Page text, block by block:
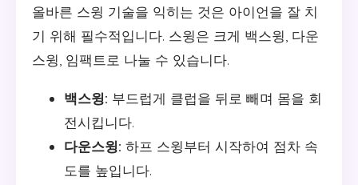
올바른 스윙 기술을 익히는 것은 아이언을 잘 치
기 위해 필수적입니다. 스윙은 크게 백스윙, 다운
스윙, 임팩트로 나눌 수 있습니다.
백스윙: 부드럽게 클럽을 뒤로 빼며 몸을 회
전시킵니다.
다운스윙: 하프 스윙부터 시작하여 점차 속
도를 높입니다.